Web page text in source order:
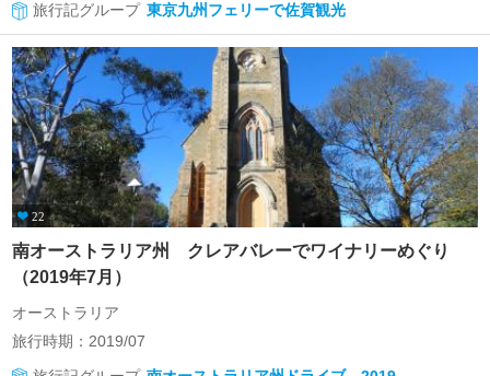
旅行記グループ 東京九州フェリーで佐賀観光
22
南オーストラリア州 クレアバレーでワイナリーめぐり
（2019年7月）
オーストラリア
旅行時期：2019/07